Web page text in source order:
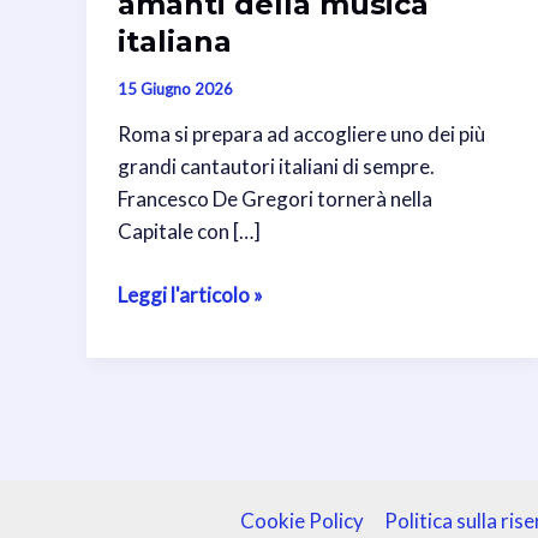
italiana
15 Giugno 2026
Roma si prepara ad accogliere uno dei più
grandi cantautori italiani di sempre.
Francesco De Gregori tornerà nella
Capitale con […]
Francesco
Leggi l'articolo »
Cookie Policy Politica sulla